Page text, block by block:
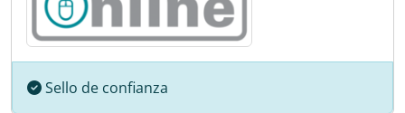
Sello de confianza